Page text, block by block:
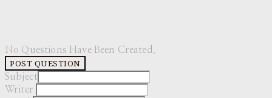
No Questions Have Been Created.
POST QUESTION
Subject
Writer